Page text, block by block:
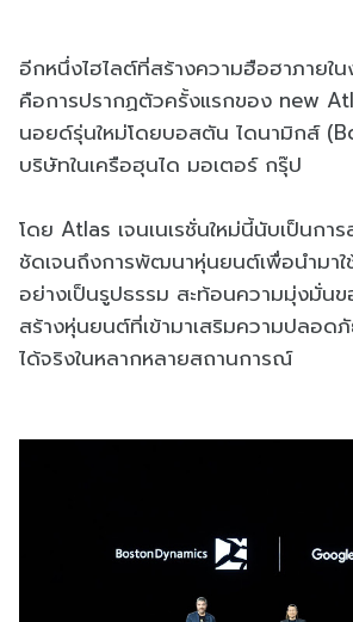
อีกหนึ่งไฮไลต์ที่สร้างความฮือฮาภายใ
คือการปรากฏตัวครั้งแรกของ new
นอยด์รุ่นใหม่โดยบอสตัน ไดนามิกส์
บริษัทในเครือฮุนได มอเตอร์ กรุ๊ป
โดย Atlas เจนเนเรชั่นใหม่นี้นับเป็น
ชัดเจนถึงการพัฒนาหุ่นยนต์เพื่อนำมา
อย่างเป็นรูปธรรม สะท้อนความมุ่งมั่น
สร้างหุ่นยนต์ที่เข้ามาเสริมความปลอด
ได้จริงในหลากหลายสถานการณ์